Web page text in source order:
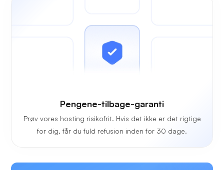
Pengene-tilbage-garanti
Prøv vores hosting risikofrit. Hvis det ikke er det rigtige
for dig, får du fuld refusion inden for 30 dage.